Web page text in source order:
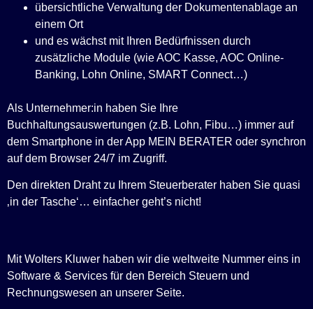
übersichtliche Verwaltung der Dokumentenablage an
einem Ort
und es wächst mit Ihren Bedürfnissen durch
zusätzliche Module (wie AOC Kasse, AOC Online-
Banking, Lohn Online, SMART Connect…)
Als Unternehmer:in haben Sie Ihre
Buchhaltungsauswertungen (z.B. Lohn, Fibu…) immer auf
dem Smartphone in der App MEIN BERATER oder synchron
auf dem Browser 24/7 im Zugriff.
Den direkten Draht zu Ihrem Steuerberater haben Sie quasi
‚in der Tasche‘… einfacher geht’s nicht!
Mit Wolters Kluwer haben wir die weltweite Nummer eins in
Software & Services für den Bereich Steuern und
Rechnungswesen an unserer Seite.